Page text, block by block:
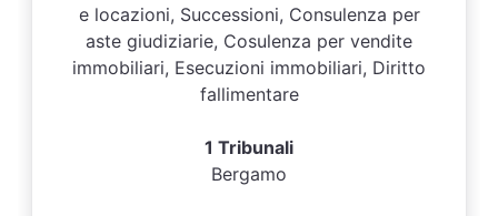
e locazioni, Successioni, Consulenza per
aste giudiziarie, Cosulenza per vendite
immobiliari, Esecuzioni immobiliari, Diritto
fallimentare
1 Tribunali
Bergamo